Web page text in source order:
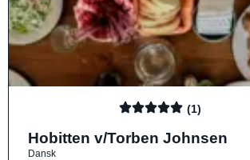
(1)
Hobitten v/Torben Johnsen
Dansk